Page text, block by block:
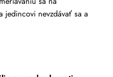
jedincovi nevzdávať sa a